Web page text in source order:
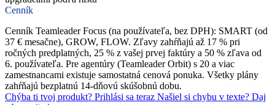
Cenník
Cenník Teamleader Focus (na používateľa, bez DPH): SMART (od
37 € mesačne), GROW, FLOW. Zľavy zahŕňajú až 17 % pri
ročných predplatných, 25 % z vašej prvej faktúry a 50 % zľava od
6. používateľa. Pre agentúry (Teamleader Orbit) s 20 a viac
zamestnancami existuje samostatná cenová ponuka. Všetky plány
zahŕňajú bezplatnú 14-dňovú skúšobnú dobu.
Chýba ti tvoj produkt? Prihlási sa teraz Našiel si chybu v texte? Daj